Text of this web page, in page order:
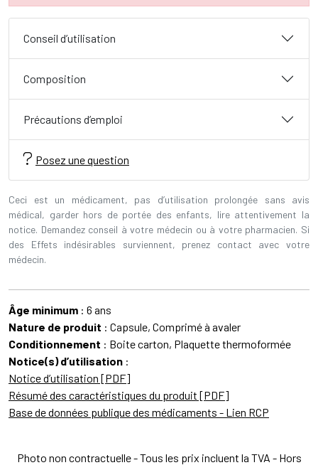
Conseil d’utilisation
Composition
Précautions d’emploi
Posez une question
Ceci est un médicament, pas d’utilisation prolongée sans avis
médical, garder hors de portée des enfants, lire attentivement la
notice. Demandez conseil à votre médecin ou à votre pharmacien. Si
des Effets indésirables surviennent, prenez contact avec votre
médecin.
Âge minimum : 6 ans
Nature de produit : Capsule, Comprimé à avaler
Conditionnement : Boite carton, Plaquette thermoformée
Notice(s) d’utilisation :
Notice d’utilisation [PDF]
Résumé des caractéristiques du produit [PDF]
Base de données publique des médicaments - Lien RCP
Photo non contractuelle - Tous les prix incluent la TVA - Hors